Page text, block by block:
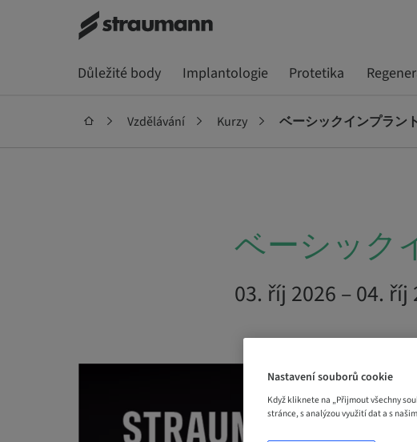
Důležité body Implantologie Protetika
Vzdělávání Kurzy ベーシックインプラン
ベーシック
03. říj 2026 – 04.
Nastavení souborů cookie
Když kliknete na „Přijmout všechny
stránce, s analýzou využití dat a s